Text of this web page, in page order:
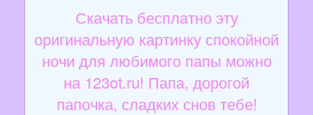
Скачать бесплатно эту
оригинальную картинку спокойной
ночи для любимого папы можно
на 123ot.ru! Папа, дорогой
папочка, сладких снов тебе!